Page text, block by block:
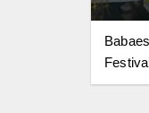
destek